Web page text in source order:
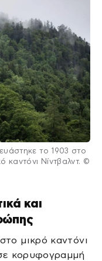
το 1903 στο
καντόνι Νίντβαλντ. ©
και
μικρό καντόνι
σε κορυφογραμμή